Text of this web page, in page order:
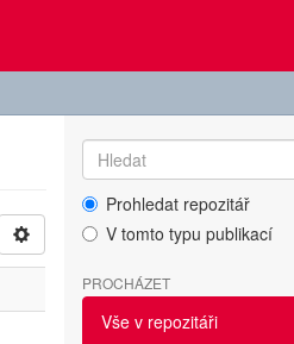
Prohledat repozitář
V tomto typu publikací
PROCHÁZET
Vše v repozitáři